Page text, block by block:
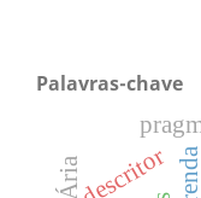
Palavras-chave
descritor